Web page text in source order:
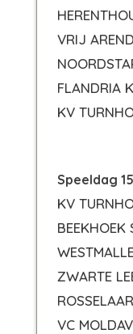
VRIJ
FLANDRIA
KV
Speeldag
KV
BEEKHOEK
ZWARTE
VC